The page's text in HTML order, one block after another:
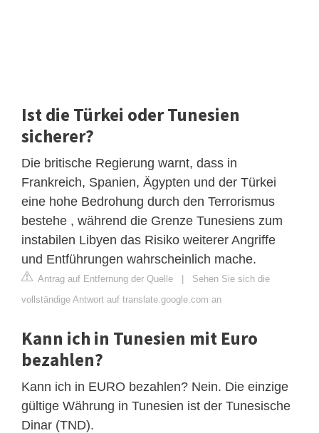
Ist die Türkei oder Tunesien
sicherer?
Die britische Regierung warnt, dass in
Frankreich, Spanien, Ägypten und der Türkei
eine hohe Bedrohung durch den Terrorismus
bestehe , während die Grenze Tunesiens zum
instabilen Libyen das Risiko weiterer Angriffe
und Entführungen wahrscheinlich mache.
Antrag auf Entfernung der Quelle | Sehen Sie sich die
vollständige Antwort auf translate.google.com an
Kann ich in Tunesien mit Euro
bezahlen?
Kann ich in EURO bezahlen? Nein. Die einzige
gültige Währung in Tunesien ist der Tunesische
Dinar (TND).